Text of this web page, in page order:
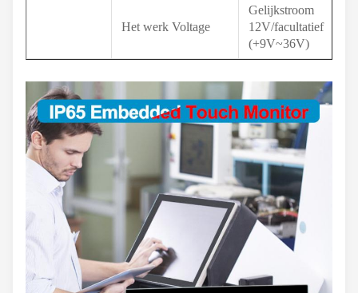
Het werk Voltage
Gelijkstroom
12V/facultatief
(+9V~36V)